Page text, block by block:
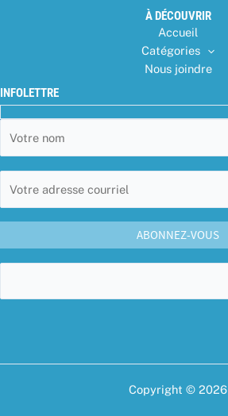
À DÉCOUVRIR
Accueil
Catégories
Nous joindre
INFOLETTRE
Copyright © 2026